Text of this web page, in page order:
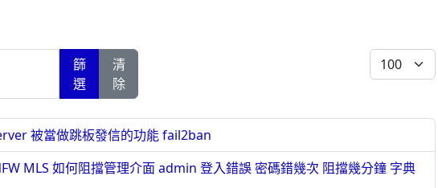
篩
選
清
除
每頁顯示條數
被當做跳板發信的功能 fail2ban
MLS 如何阻擋管理介面 admin 登入錯誤 密碼錯幾次 阻擋幾分鐘 字典